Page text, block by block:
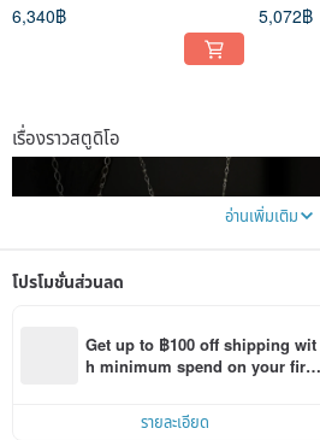
6,340฿
5,072฿
เรื่องราวสตูดิโอ
อ่านเพิ่มเติม
โปรโมชั่นส่วนลด
Get up to ฿100 off shipping wit
h minimum spend on your first
รายละเอียด